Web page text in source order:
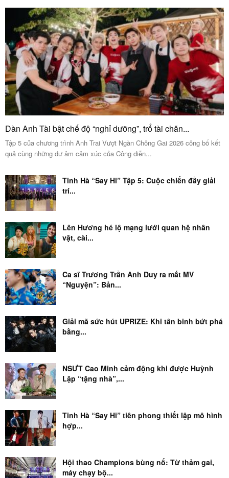
Dàn Anh Tài bật chế độ “nghỉ dưỡng”, trổ tài chăn...
Tập 5 của chương trình Anh Trai Vượt Ngàn Chông Gai 2026 công bố kết
quả cùng những dư âm cảm xúc của Công diễn...
Tinh Hà “Say Hi” Tập 5: Cuộc chiến đầy giải
trí...
Lên Hương hé lộ mạng lưới quan hệ nhân
vật, cài...
Ca sĩ Trương Trần Anh Duy ra mắt MV
“Nguyện”: Bản...
Giải mã sức hút UPRIZE: Khi tân binh bứt phá
bằng...
NSƯT Cao Minh cảm động khi được Huỳnh
Lập “tặng nhà”,...
Tinh Hà “Say Hi” tiên phong thiết lập mô hình
hợp...
Hội thao Champions bùng nổ: Từ thảm gai,
máy chạy bộ...